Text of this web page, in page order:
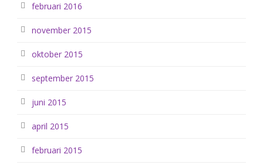
februari 2016
november 2015
oktober 2015
september 2015
juni 2015
april 2015
februari 2015